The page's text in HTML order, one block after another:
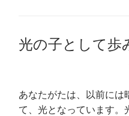
光の子として
あなたがたは、以前には
て、光となっています。